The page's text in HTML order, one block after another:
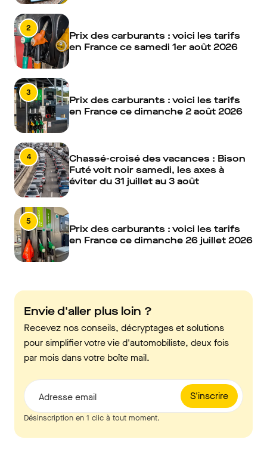
2
Prix des carburants : voici les tarifs
en France ce samedi 1er août 2026
3
Prix des carburants : voici les tarifs
en France ce dimanche 2 août 2026
4
Chassé-croisé des vacances : Bison
Futé voit noir samedi, les axes à
éviter du 31 juillet au 3 août
5
Prix des carburants : voici les tarifs
en France ce dimanche 26 juillet 2026
Envie d'aller plus loin ?
Recevez nos conseils, décryptages et solutions
pour simplifier votre vie d'automobiliste, deux fois
par mois dans votre boîte mail.
S'inscrire
Adresse email
Désinscription en 1 clic à tout moment.